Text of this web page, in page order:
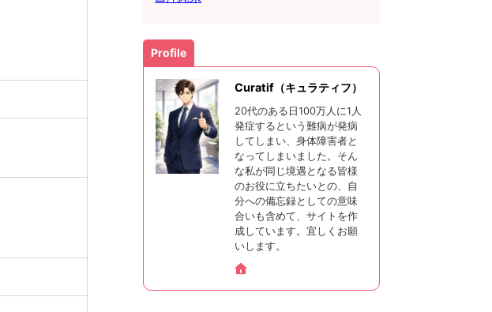
Profile
Curatif（キュラティフ）
20代のある日100万人に1人
発症するという難病が発病
してしまい、身体障害者と
なってしまいました。そん
な私が同じ境遇となる皆様
のお役に立ちたいとの、自
分への備忘録としての意味
合いも含めて、サイトを作
成しています。宜しくお願
いします。